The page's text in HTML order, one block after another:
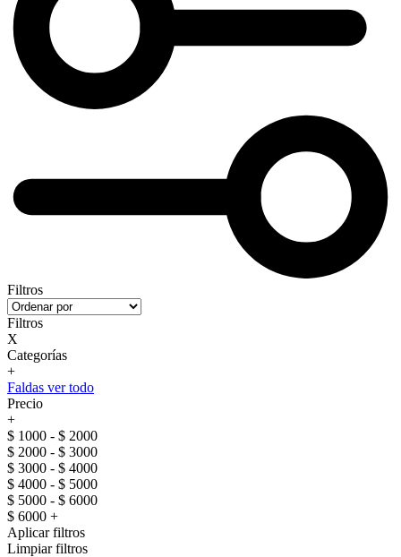
Filtros
Filtros
X
Categorías
+
Faldas ver todo
Precio
+
$ 1000 - $ 2000
$ 2000 - $ 3000
$ 3000 - $ 4000
$ 4000 - $ 5000
$ 5000 - $ 6000
$ 6000 +
Aplicar filtros
Limpiar filtros